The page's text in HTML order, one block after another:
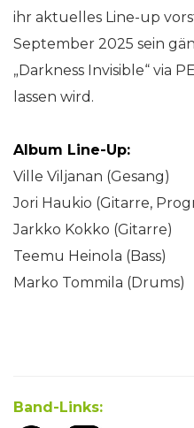
ihr aktuelles Line-up
September 2025 sein
„Darkness Invisible“ via
lassen wird.
Album Line-Up:
Ville Viljanan (Gesang)
Jori Haukio (Gitarre,
Jarkko Kokko (Gitarre)
Teemu Heinola (Bass)
Marko Tommila (Drums)
Band-Links: